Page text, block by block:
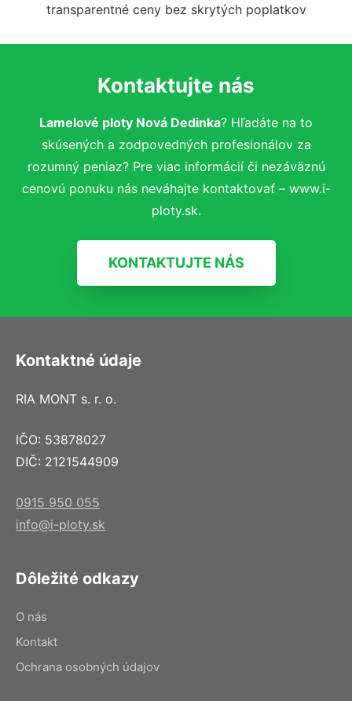
transparentné ceny bez skrytých poplatkov
Kontaktujte nás
Lamelové ploty Nová Dedinka? Hľadáte na to
skúsených a zodpovedných profesionálov za
rozumný peniaz? Pre viac informácií či nezáväznú
cenovú ponuku nás neváhajte kontaktovať – www.i-
ploty.sk.
KONTAKTUJTE NÁS
Kontaktné údaje
RIA MONT s. r. o.
IČO: 53878027
DIČ: 2121544909
0915 950 055
info@i-ploty.sk
Dôležité odkazy
O nás
Kontakt
Ochrana osobných údajov